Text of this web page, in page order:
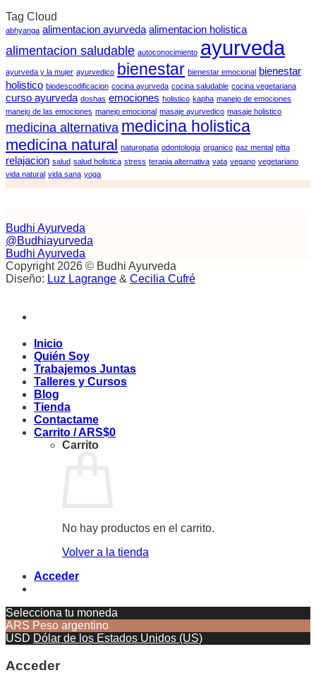
Tag Cloud
abhyanga alimentacion ayurveda alimentacion holistica
alimentacion saludable autoconocimiento ayurveda
ayurveda y la mujer ayurvedico bienestar bienestar emocional
bienestar
holistico biodescodificacion cocina ayurveda cocina saludable cocina vegetariana
curso ayurveda doshas emociones holistico kapha manejo de emociones
manejo de las emociones manejo emocional masaje ayurvedico masaje holistico
medicina alternativa medicina holistica
medicina natural naturopatia odontologia organico paz mental pitta
relajacion salud salud holistica stress terapia alternativa vata vegano vegetariano
vida natural vida sana yoga
Budhi Ayurveda
@Budhiayurveda
Budhi Ayurveda
Copyright 2026 © Budhi Ayurveda
Diseño: Luz Lagrange & Cecilia Cufré
Inicio
Quién Soy
Trabajemos Juntas
Talleres y Cursos
Blog
Tienda
Contactame
Carrito /ARS$0
Carrito
No hay productos en el carrito.
Volver a la tienda
Acceder
Selecciona tu moneda
ARS Peso argentino
USD Dólar de los Estados Unidos (US)
Acceder